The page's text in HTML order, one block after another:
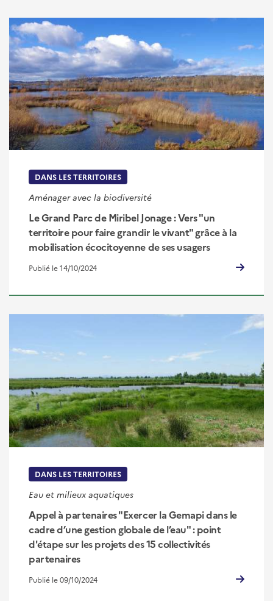
DANS LES TERRITOIRES
Aménager avec la biodiversité
Le Grand Parc de Miribel Jonage : Vers "un
territoire pour faire grandir le vivant" grâce à la
mobilisation écocitoyenne de ses usagers
Publié le 14/10/2024
DANS LES TERRITOIRES
Eau et milieux aquatiques
Appel à partenaires "Exercer la Gemapi dans le
cadre d’une gestion globale de l’eau" : point
d'étape sur les projets des 15 collectivités
partenaires
Publié le 09/10/2024